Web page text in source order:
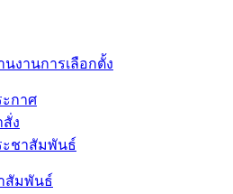
งานการเลือกตั้ง
ะกาศ
สั่ง
ะชาสัมพันธ์
สัมพันธ์